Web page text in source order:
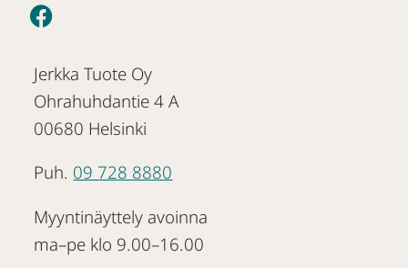
Jerkka Tuote Oy
Ohrahuhdantie 4 A
00680 Helsinki
Puh. 09 728 8880
Myyntinäyttely avoinna
ma–pe klo 9.00–16.00